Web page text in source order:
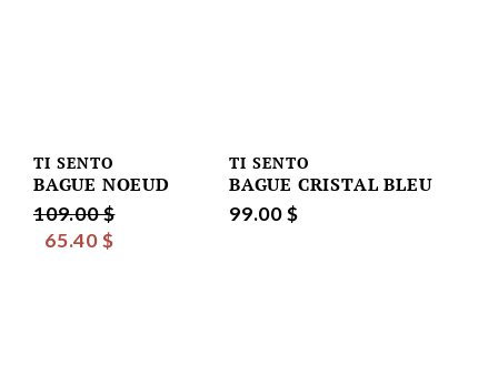
TI SENTO
BAGUE NOEUD
109.00 $
65.40 $
TI SENTO
BAGUE CRISTAL BLEU
99.00 $